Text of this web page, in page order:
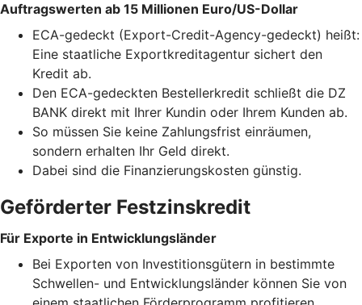
Auftragswerten ab 15 Millionen Euro/US-Dollar
ECA-gedeckt (Export-Credit-Agency-gedeckt) heißt:
Eine staatliche Exportkreditagentur sichert den
Kredit ab.
Den ECA-gedeckten Bestellerkredit schließt die DZ
BANK direkt mit Ihrer Kundin oder Ihrem Kunden ab.
So müssen Sie keine Zahlungsfrist einräumen,
sondern erhalten Ihr Geld direkt.
Dabei sind die Finanzierungskosten günstig.
Geförderter Festzinskredit
Für Exporte in Entwicklungsländer
Bei Exporten von Investitionsgütern in bestimmte
Schwellen- und Entwicklungsländer können Sie von